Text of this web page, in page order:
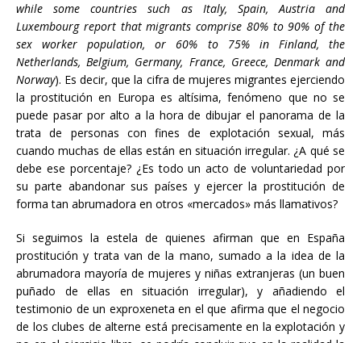
while some countries such as Italy, Spain, Austria and
Luxembourg report that migrants comprise 80% to 90% of the
sex worker population, or 60% to 75% in Finland, the
Netherlands, Belgium, Germany, France, Greece, Denmark and
Norway). Es decir, que la cifra de mujeres migrantes ejerciendo
la prostitución en Europa es altísima, fenómeno que no se
puede pasar por alto a la hora de dibujar el panorama de la
trata de personas con fines de explotación sexual, más
cuando muchas de ellas están en situación irregular. ¿A qué se
debe ese porcentaje? ¿Es todo un acto de voluntariedad por
su parte abandonar sus países y ejercer la prostitución de
forma tan abrumadora en otros «mercados» más llamativos?
Si seguimos la estela de quienes afirman que en España
prostitución y trata van de la mano, sumado a la idea de la
abrumadora mayoría de mujeres y niñas extranjeras (un buen
puñado de ellas en situación irregular), y añadiendo el
testimonio de un exproxeneta en el que afirma que el negocio
de los clubes de alterne está precisamente en la explotación y